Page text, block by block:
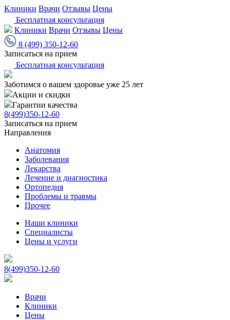
Клиники Врачи Отзывы Цены
Бесплатная консультация
Клиники Врачи Отзывы Цены
8 (499) 350-12-60
Записаться на прием
Бесплатная консультация
Заботимся о вашем здоровье уже 25 лет
Акции и скидки
Гарантии качества
8(499)350-12-60
Записаться на прием
Направления
Анатомия
Заболевания
Лекарства
Лечение и диагностика
Ортопедия
Проблемы и травмы
Прочее
Наши клиники
Специалисты
Цены и услуги
8(499)350-12-60
Врачи
Клиники
Цены